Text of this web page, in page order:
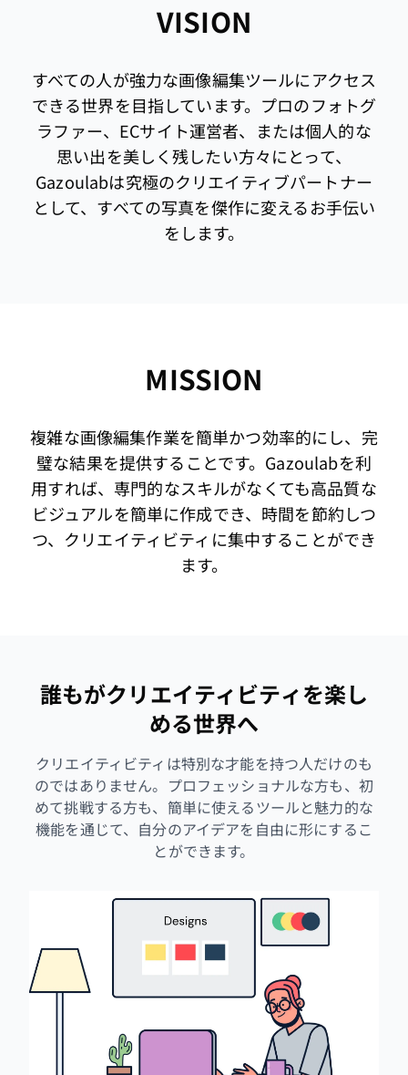
VISION
すべての人が強力な画像編集ツールにアクセス
できる世界を目指しています。プロのフォトグ
ラファー、ECサイト運営者、または個人的な
思い出を美しく残したい方々にとって、
Gazoulabは究極のクリエイティブパートナー
として、すべての写真を傑作に変えるお手伝い
をします。
MISSION
複雑な画像編集作業を簡単かつ効率的にし、完
璧な結果を提供することです。Gazoulabを利
用すれば、専門的なスキルがなくても高品質な
ビジュアルを簡単に作成でき、時間を節約しつ
つ、クリエイティビティに集中することができ
ます。
誰もがクリエイティビティを楽し
める世界へ
クリエイティビティは特別な才能を持つ人だけのも
のではありません。プロフェッショナルな方も、初
めて挑戦する方も、簡単に使えるツールと魅力的な
機能を通じて、自分のアイデアを自由に形にするこ
とができます。